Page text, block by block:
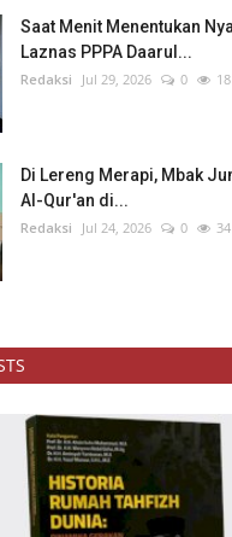
Saat Menit Menentukan
Laznas PPPA Daarul...
Redaksi Jul 29, 2026 0 18
Di Lereng Merapi, Mbak
Al-Qur'an di...
Redaksi Jul 24, 2026 0 34